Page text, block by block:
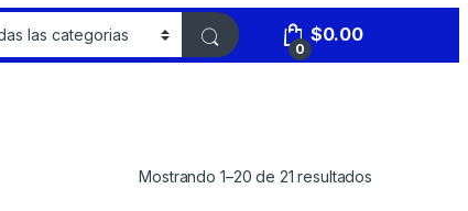
0
$0.00
Mostrando 1–20 de 21 resultados